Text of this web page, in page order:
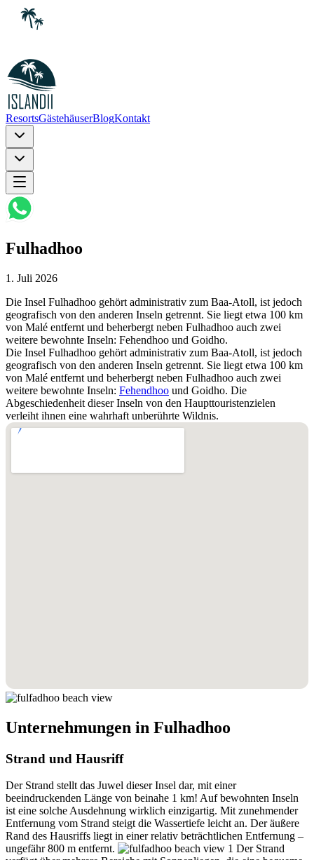
ResortsGästehäuserBlogKontakt
Fulhadhoo
1. Juli 2026
Die Insel Fulhadhoo gehört administrativ zum Baa-Atoll, ist jedoch
geografisch von den anderen Inseln getrennt. Sie liegt etwa 100 km
von Malé entfernt und beherbergt neben Fulhadhoo auch zwei
weitere bewohnte Inseln: Fehendhoo und Goidho.
Die Insel Fulhadhoo gehört administrativ zum Baa-Atoll, ist jedoch
geografisch von den anderen Inseln getrennt. Sie liegt etwa 100 km
von Malé entfernt und beherbergt neben Fulhadhoo auch zwei
weitere bewohnte Inseln: Fehendhoo und Goidho. Die
Abgeschiedenheit dieser Inseln von den Haupttouristenzielen
verleiht ihnen eine wahrhaft unberührte Wildnis.
Unternehmungen in Fulhadhoo
Strand und Hausriff
Der Strand stellt das Juwel dieser Insel dar, mit einer
beeindruckenden Länge von beinahe 1 km! Auf bewohnten Inseln
ist eine solche Ausdehnung wirklich einzigartig. Mit zunehmender
Entfernung vom Strand steigt die Wassertiefe leicht an. Der äußere
Rand des Hausriffs liegt in einer relativ beträchtlichen Entfernung –
ungefähr 800 m entfernt.
Der Strand